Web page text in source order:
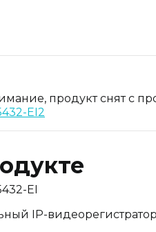
продукт снят с
EI2
EI
IP-видеорегистратор